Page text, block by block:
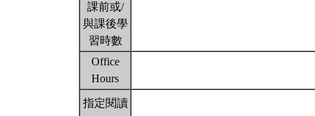
課前或/
與課後學
習時數
Office
Hours
指定閱讀